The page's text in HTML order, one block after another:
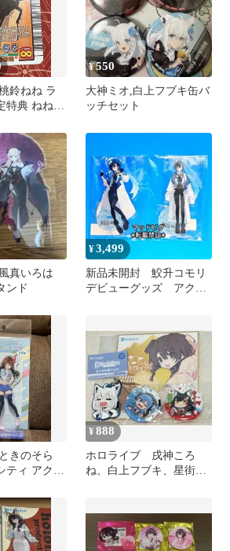
鈴ねね ラ
特典 ねねキ
¥550
大神ミオ,白上フブキ缶バ
ッチセット
真いろは
ンド
¥3,499
新品未開封 鮫升コモリ
デビューグッズ アクリ
きのそら
ティ アクリ
¥888
ホロライブ 戌神ころ
ね、白上フブキ、星街す